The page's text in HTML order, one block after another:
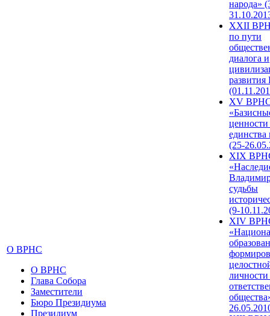
О ВРНС
О ВРНС
Глава Собора
Заместители
Бюро Президиума
Президиум
народа»
XXII
по пути
диалога и
развития
XV
единства
(25-
XIX
судьбы
(9-
XIV